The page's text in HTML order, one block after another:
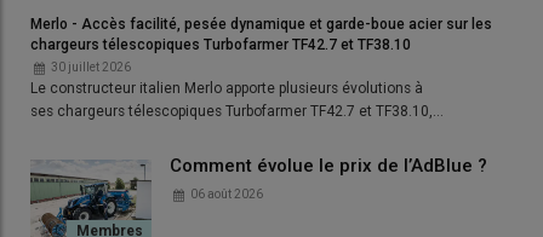
Merlo - Accès facilité, pesée dynamique et garde-boue acier sur les
chargeurs télescopiques Turbofarmer TF42.7 et TF38.10
30 juillet 2026
Le constructeur italien Merlo apporte plusieurs évolutions à
ses chargeurs télescopiques Turbofarmer TF42.7 et TF38.10,…
Comment évolue le prix de l’AdBlue ?
06 août 2026